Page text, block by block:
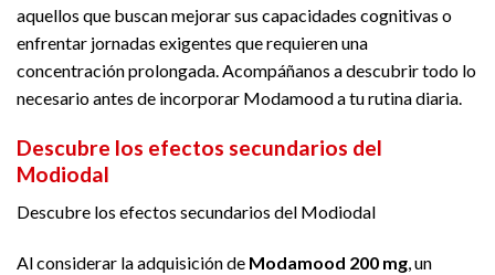
aquellos que buscan mejorar sus capacidades cognitivas o
enfrentar jornadas exigentes que requieren una
concentración prolongada. Acompáñanos a descubrir todo lo
necesario antes de incorporar Modamood a tu rutina diaria.
Descubre los efectos secundarios del
Modiodal
Descubre los efectos secundarios del Modiodal
Al considerar la adquisición de Modamood 200 mg, un